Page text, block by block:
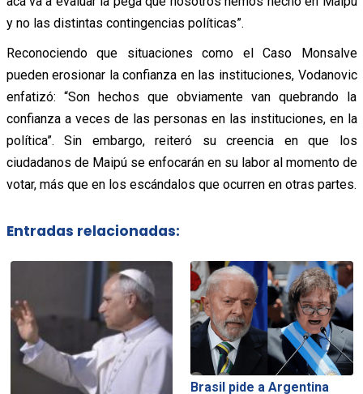
y no las distintas contingencias políticas”.
Reconociendo que situaciones como el Caso Monsalve
pueden erosionar la confianza en las instituciones, Vodanovic
enfatizó: “Son hechos que obviamente van quebrando la
confianza a veces de las personas en las instituciones, en la
política”. Sin embargo, reiteró su creencia en que los
ciudadanos de Maipú se enfocarán en su labor al momento de
votar, más que en los escándalos que ocurren en otras partes.
Entradas relacionadas:
Brasil pide a Argentina